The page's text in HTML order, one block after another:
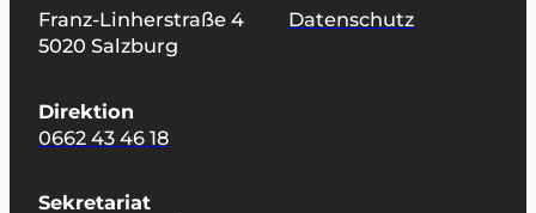
Franz-Linherstraße 4
5020 Salzburg
Direktion
0662 43 46 18
Sekretariat
Datenschutz